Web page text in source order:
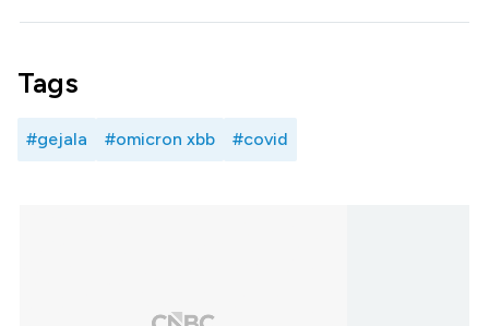
Tags
#gejala #omicron xbb #covid